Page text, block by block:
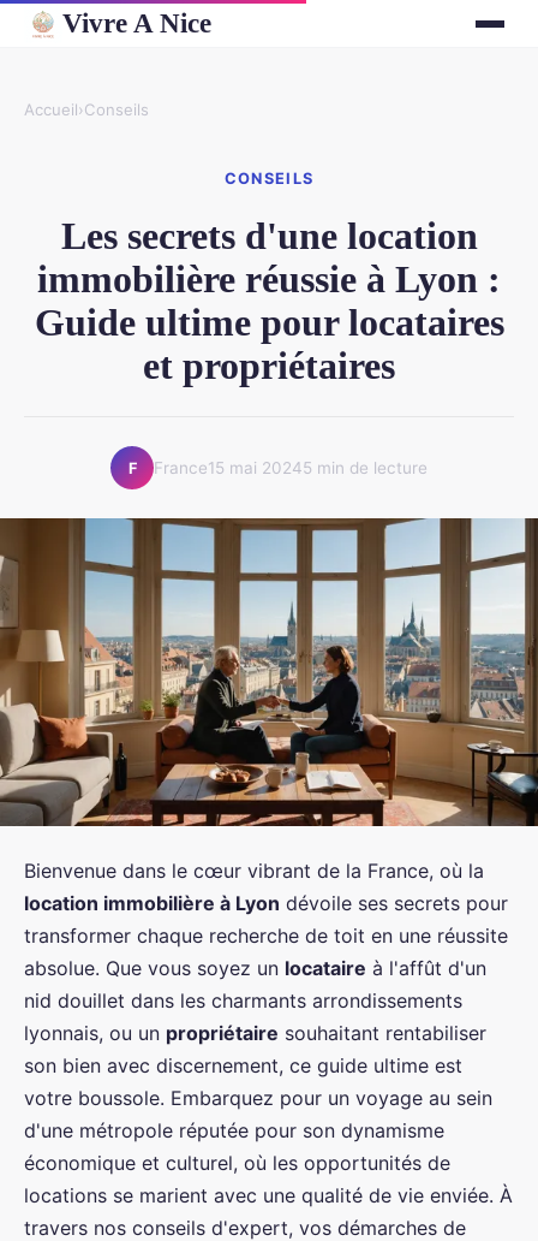
Vivre A Nice
Accueil›Conseils
CONSEILS
Les secrets d'une location
immobilière réussie à Lyon :
Guide ultime pour locataires
et propriétaires
F France15 mai 20245 min de lecture
Bienvenue dans le cœur vibrant de la France, où la
location immobilière à Lyon dévoile ses secrets pour
transformer chaque recherche de toit en une réussite
absolue. Que vous soyez un locataire à l'affût d'un
nid douillet dans les charmants arrondissements
lyonnais, ou un propriétaire souhaitant rentabiliser
son bien avec discernement, ce guide ultime est
votre boussole. Embarquez pour un voyage au sein
d'une métropole réputée pour son dynamisme
économique et culturel, où les opportunités de
locations se marient avec une qualité de vie enviée. À
travers nos conseils d'expert, vos démarches de